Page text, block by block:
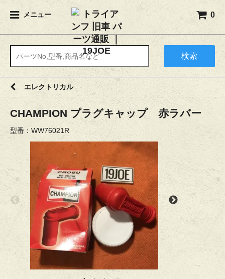
メニュー 0
検索
エレクトリカル
CHAMPION プラグキャップ 赤ラバー
型番：WW76021R